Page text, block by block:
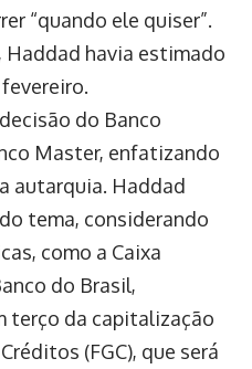
“quando ele quiser”.
Haddad havia estimado
do Banco
Master, enfatizando
autarquia. Haddad
tema, considerando
como a Caixa
do Brasil,
terço da capitalização
(FGC), que será